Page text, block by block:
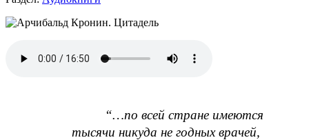
“…по всей стране имеются
тысячи никуда не годных врачей,